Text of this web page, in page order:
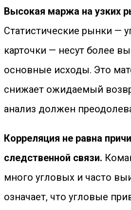
Высокая маржа на узких
Статистические рынки —
карточки — несут более
основные исходы. Это
снижает ожидаемый
анализ должен
Корреляция не равна
следственной связи.
много угловых и часто
означает, что угловые